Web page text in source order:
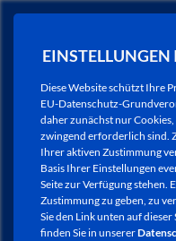
Diese Website schützt Ihre
EU-Datenschutz-
daher zunächst nur
zwingend erforderlich sind.
Ihrer aktiven Zustimmung
Basis Ihrer Einstellungen
Seite zur Verfügung stehen.
Zustimmung zu geben, zu
Sie den Link unten auf
finden Sie in unserer